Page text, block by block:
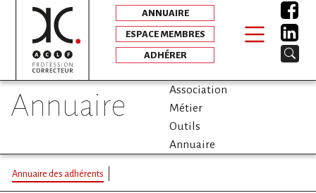
ANNUAIRE
ESPACE MEMBRES
ADHÉRER
annuaire
Association
Métier
Outils
Annuaire
Annuaire des adhérents